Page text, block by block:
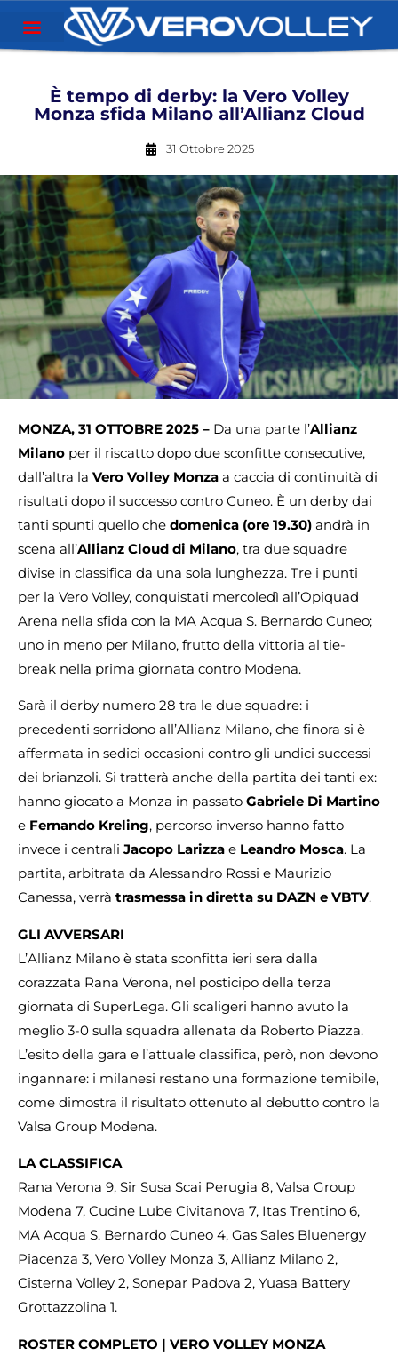
È tempo di derby: la Vero Volley
Monza sfida Milano all’Allianz Cloud
31 Ottobre 2025
MONZA, 31 OTTOBRE 2025 – Da una parte l’Allianz
Milano per il riscatto dopo due sconfitte consecutive,
dall’altra la Vero Volley Monza a caccia di continuità di
risultati dopo il successo contro Cuneo. È un derby dai
tanti spunti quello che domenica (ore 19.30) andrà in
scena all’Allianz Cloud di Milano, tra due squadre
divise in classifica da una sola lunghezza. Tre i punti
per la Vero Volley, conquistati mercoledì all’Opiquad
Arena nella sfida con la MA Acqua S. Bernardo Cuneo;
uno in meno per Milano, frutto della vittoria al tie-
break nella prima giornata contro Modena.
Sarà il derby numero 28 tra le due squadre: i
precedenti sorridono all’Allianz Milano, che finora si è
affermata in sedici occasioni contro gli undici successi
dei brianzoli. Si tratterà anche della partita dei tanti ex:
hanno giocato a Monza in passato Gabriele Di Martino
e Fernando Kreling, percorso inverso hanno fatto
invece i centrali Jacopo Larizza e Leandro Mosca. La
partita, arbitrata da Alessandro Rossi e Maurizio
Canessa, verrà trasmessa in diretta su DAZN e VBTV.
GLI AVVERSARI
L’Allianz Milano è stata sconfitta ieri sera dalla
corazzata Rana Verona, nel posticipo della terza
giornata di SuperLega. Gli scaligeri hanno avuto la
meglio 3-0 sulla squadra allenata da Roberto Piazza.
L’esito della gara e l’attuale classifica, però, non devono
ingannare: i milanesi restano una formazione temibile,
come dimostra il risultato ottenuto al debutto contro la
Valsa Group Modena.
LA CLASSIFICA
Rana Verona 9, Sir Susa Scai Perugia 8, Valsa Group
Modena 7, Cucine Lube Civitanova 7, Itas Trentino 6,
MA Acqua S. Bernardo Cuneo 4, Gas Sales Bluenergy
Piacenza 3, Vero Volley Monza 3, Allianz Milano 2,
Cisterna Volley 2, Sonepar Padova 2, Yuasa Battery
Grottazzolina 1.
ROSTER COMPLETO | VERO VOLLEY MONZA